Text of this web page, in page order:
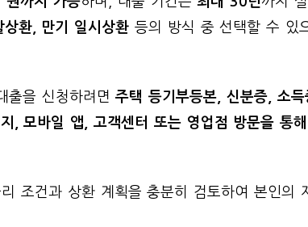
환, 만기 일시상환 등의 방식 중 선택할 수 있
출을 신청하려면 주택 등기부등본, 신분증, 소득
, 모바일 앱, 고객센터 또는 영업점 방문을 통
조건과 상환 계획을 충분히 검토하여 본인의